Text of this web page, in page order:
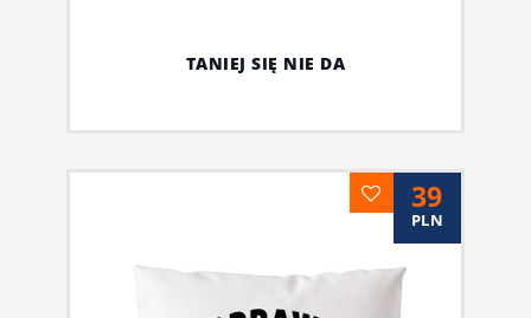
TANIEJ SIĘ NIE DA
39
PLN